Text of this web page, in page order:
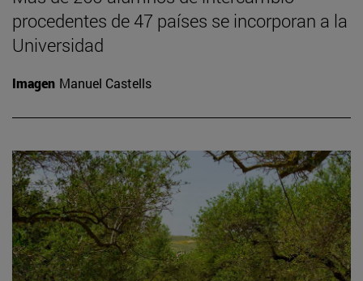
procedentes de 47 países se incorporan a la
Universidad
Imagen Manuel Castells